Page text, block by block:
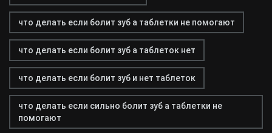
что делать если болит зуб а таблетки не помогают
что делать если болит зуб а таблеток нет
что делать если болит зуб и нет таблеток
что делать если сильно болит зуб а таблетки не
помогают